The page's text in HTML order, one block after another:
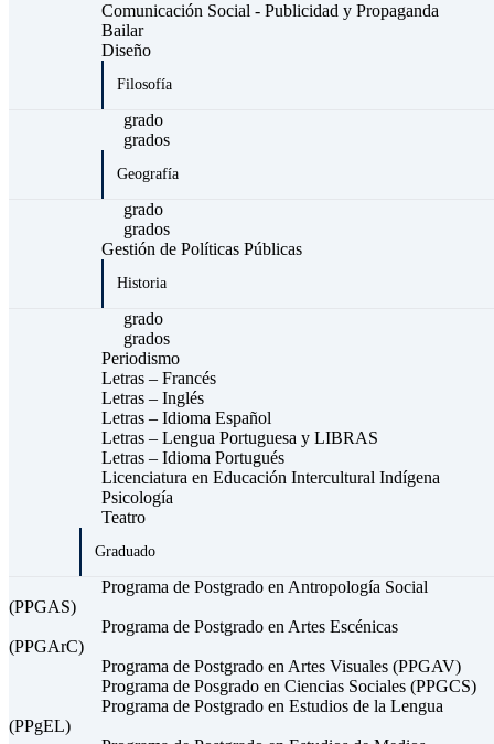
Comunicación Social - Publicidad y Propaganda
Bailar
Diseño
Filosofía
grado
grados
Geografía
grado
grados
Gestión de Políticas Públicas
Historia
grado
grados
Periodismo
Letras – Francés
Letras – Inglés
Letras – Idioma Español
Letras – Lengua Portuguesa y LIBRAS
Letras – Idioma Portugués
Licenciatura en Educación Intercultural Indígena
Psicología
Teatro
Graduado
Programa de Postgrado en Antropología Social
(PPGAS)
Programa de Postgrado en Artes Escénicas
(PPGArC)
Programa de Postgrado en Artes Visuales (PPGAV)
Programa de Posgrado en Ciencias Sociales (PPGCS)
Programa de Postgrado en Estudios de la Lengua
(PPgEL)